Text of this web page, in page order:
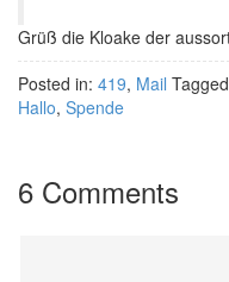
Grüß die Kloake der
Posted in: 419, Mail
Hallo, Spende
6 Comments